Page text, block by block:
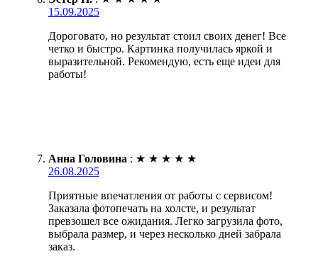
15.09.2025
Дороговато, но результат стоил своих денег! Все
четко и быстро. Картинка получилась яркой и
выразительной. Рекомендую, есть еще идеи для
работы!
Анна Головина : ★ ★ ★ ★ ★
26.08.2025
Приятные впечатления от работы с сервисом!
Заказала фотопечать на холсте, и результат
превзошел все ожидания. Легко загрузила фото,
выбрала размер, и через несколько дней забрала
заказ.